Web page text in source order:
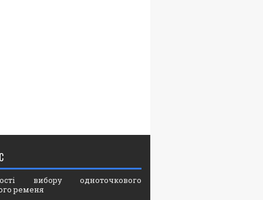
вибору одноточкового
ременя